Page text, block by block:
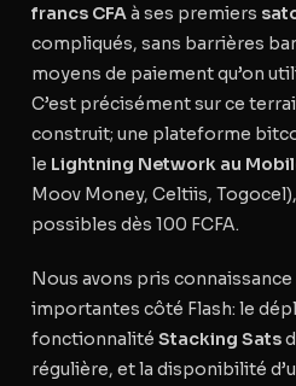
francs CFAà ses premiers
compliqués, sans barrières
moyens de paiement qu’on
C’est précisément sur ce
construit; une plateforme
le Lightning Network au
Moov Money, Celtiis,
possibles dès 100 FCFA.
Nous avons pris
importantes côté Flash: le
fonctionnalité Stacking Sats
régulière, et la disponibilité